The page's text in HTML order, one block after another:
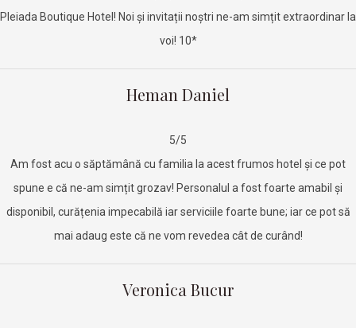
Pleiada Boutique Hotel! Noi și invitații noștri ne-am simțit extraordinar la
voi! 10*
Heman Daniel
5/5
Am fost acu o săptămână cu familia la acest frumos hotel și ce pot
spune e că ne-am simțit grozav! Personalul a fost foarte amabil și
disponibil, curățenia impecabilă iar serviciile foarte bune; iar ce pot să
mai adaug este că ne vom revedea cât de curând!
Veronica Bucur